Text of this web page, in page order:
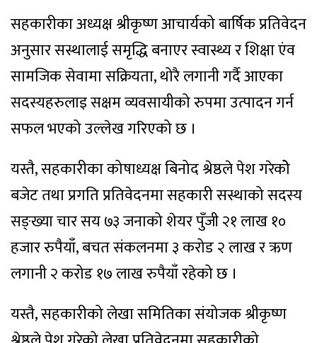
सहकारीका अध्यक्ष श्रीकृष्ण आचार्यको बार्षिक प्रतिवेदन
अनुसार सस्थालाई समृद्धि बनाएर स्वास्थ्य र शिक्षा एंव
सामजिक सेवामा सक्रियता, थोरै लगानी गर्दै आएका
सदस्यहरुलाइ सक्षम व्यवसायीको रुपमा उत्पादन गर्न
सफल भएको उल्लेख गरिएको छ ।
यस्तै, सहकारीका कोषाध्यक्ष बिनोद श्रेष्ठले पेश गरेकोे
बजेट तथा प्रगति प्रतिवेदनमा सहकारी सस्थाको सदस्य
सङ्ख्या चार सय ७३ जनाको शेयर पुँजी २१ लाख १०
हजार रुपैयाँ, बचत संकलनमा ३ करोड २ लाख र ऋण
लगानी २ करोड १७ लाख रुपैयाँ रहेको छ ।
यस्तै, सहकारीको लेखा समितिका संयोजक श्रीकृष्ण